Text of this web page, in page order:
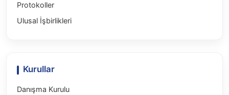
Protokoller
Ulusal İşbirlikleri
Kurullar
Danışma Kurulu